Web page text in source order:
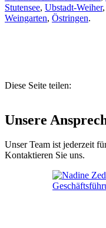
Stutensee, Ubstadt-Weiher,
Weingarten, Östringen.
Diese Seite teilen:
Unsere
Unser Team ist jederzeit
Kontaktieren Sie uns.